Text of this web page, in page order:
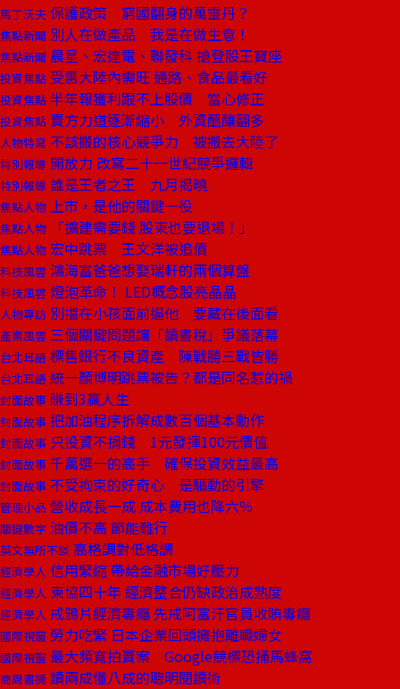
馬丁沃夫 保護政策 窮國翻身的萬靈丹？
焦點新聞 別人在做產品 我是在做生意！
焦點新聞 晨星、宏達電、聯發科 搶登股王寶座
投資焦點 受惠大陸內需旺 通路、食品最看好
投資焦點 半年報獲利跟不上股價 當心修正
投資焦點 賣方力道逐漸縮小 外資醞釀翻多
人物特寫 不該搬的核心競爭力 被搬去大陸了
特別報導 開放力 改寫二十一世紀競爭邏輯
特別報導 誰是王者之王 九月揭曉
焦點人物 上市，是他的關鍵一役
焦點人物 「擴建需要錢 股東也要退場！」
焦點人物 宏中跳票 王文洋被追債
科技風雲 鴻海富爸爸想娶瑞軒的兩個算盤
科技風雲 燈泡革命！ LED概念股亮晶晶
人物專訪 別擋在小孩面前逼他 要藏在後面看
產業風雲 三個關鍵問題讓「讀書稅」爭議落幕
台北耳語 標售銀行不良資產 陳戰勝三戰皆勝
台北耳語 統一顏博明跳票被告？都是同名惹的禍
封面故事 賺到3贏人生
封面故事 把加油程序拆解成數百個基本動作
封面故事 只投資不捐錢 1元發揮100元價值
封面故事 千萬選一的高手 確保投資效益最高
封面故事 不受拘束的好奇心 是驅動的引擎
管理小品 營收成長一成 成本費用也降六％
關鍵數字 油價不高 節能難行
英文無所不談 高格調對低格調
經濟學人 信用緊縮 帶給金融市場好壓力
經濟學人 東協四十年 經濟整合仍缺政治成熟度
經濟學人 戒鴉片經濟毒癮 先戒阿富汗官員收賄毒癮
國際視窗 勞力吃緊 日本企業回頭擁抱離職婦女
國際視窗 最大頻寬拍賣案 Google競標恐捅馬蜂窩
商周書摘 讀兩成懂八成的聰明閱讀術